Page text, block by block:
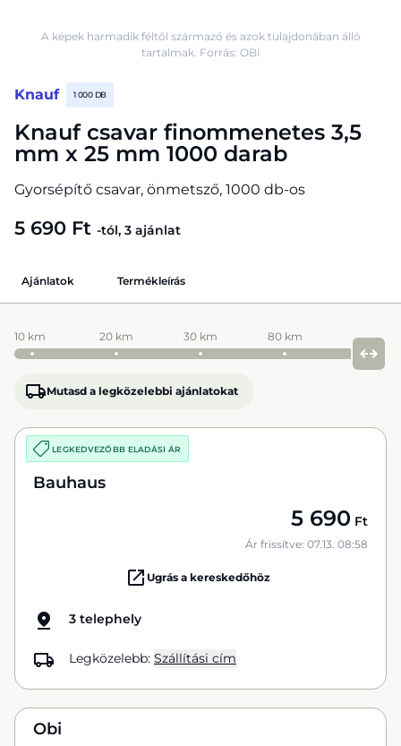
Knauf 1 000 DB
Knauf csavar finommenetes 3,5
mm x 25 mm 1000 darab
Gyorsépítő csavar, önmetsző, 1000 db-os
5 690 Ft -tól, 3 ajánlat
A képek harmadik féltől származó és azok tulajdonában álló
tartalmak. Forrás: OBI
Ajánlatok Termékleírás
10 km 20 km 30 km 80 km
Mutasd a legközelebbi ajánlatokat
LEGKEDVEZŐBB ELADÁSI ÁR
Bauhaus
5 690 Ft
Ár frissítve: 07.13. 08:58
Ugrás a kereskedőhöz
3 telephely
Legközelebb: Szállítási cím
Obi